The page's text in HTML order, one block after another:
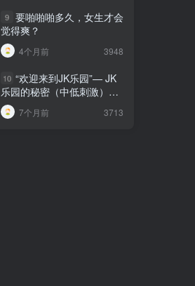
9 要啪啪啪多久，女生才会
觉得爽？
4个月前 3948
10 “欢迎来到JK乐园”— JK
乐园的秘密（中低刺激）评
测
7个月前 3713